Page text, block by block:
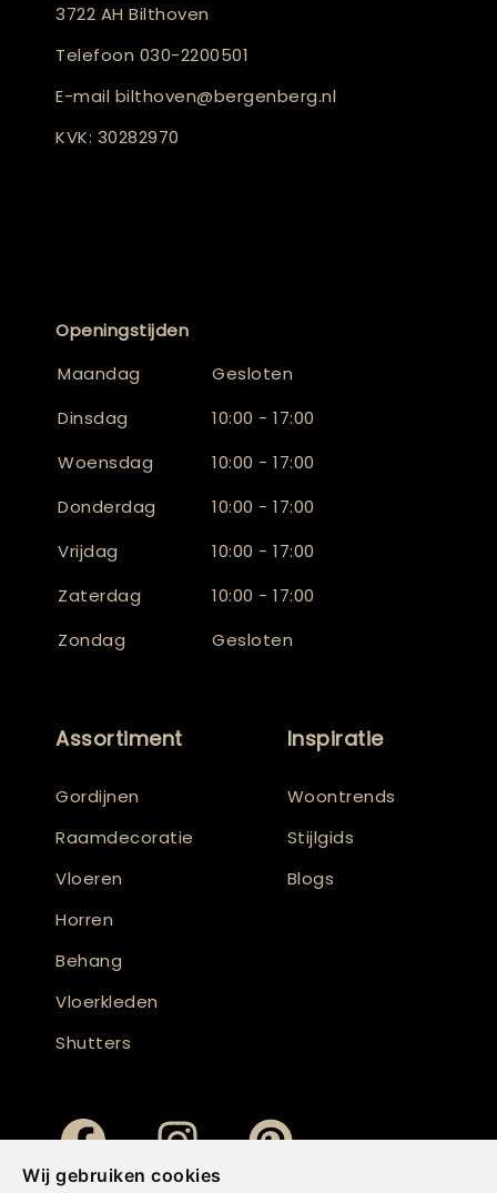
Wij gebruiken cookies
3722 AH Bilthoven
Telefoon 030-2200501
E-mail bilthoven@bergenberg.nl
KVK: 30282970
Openingstijden
Maandag
Gesloten
Dinsdag
10:00 - 17:00
Woensdag
10:00 - 17:00
Donderdag
10:00 - 17:00
Vrijdag
10:00 - 17:00
Zaterdag
10:00 - 17:00
Zondag
Gesloten
Assortiment
Gordijnen
Raamdecoratie
Vloeren
Horren
Behang
Vloerkleden
Shutters
Inspiratie
Woontrends
Stijlgids
Blogs